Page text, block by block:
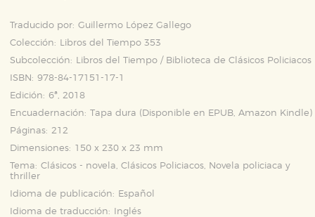
Traducido por: Guillermo López Gallego
Colección:
Libros del Tiempo 353
Subcolección:
Libros del Tiempo / Biblioteca de Clásicos Policiacos
ISBN: 978-84-17151-17-1
Edición: 6ª, 2018
Encuadernación: Tapa dura (Disponible en EPUB,Amazon Kindle )
Páginas: 212
Dimensiones: 150 x 230 x 23 mm
Tema: Clásicos - novela, Clásicos Policiacos, Novela policiaca y
thriller
Idioma de publicación:
Español
Idioma de traducción:
Inglés